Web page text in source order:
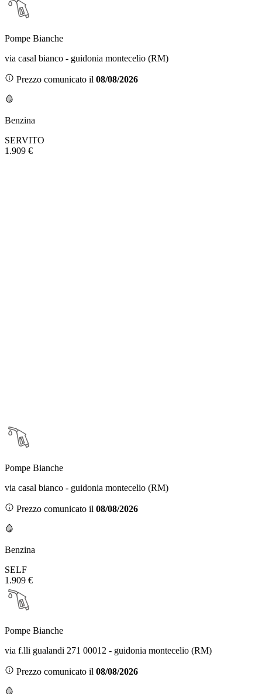
Pompe Bianche
via casal bianco - guidonia montecelio (RM)
Prezzo comunicato il 08/08/2026
Benzina
SERVITO
1.909 €
Pompe Bianche
via casal bianco - guidonia montecelio (RM)
Prezzo comunicato il 08/08/2026
Benzina
SELF
1.909 €
Pompe Bianche
via f.lli gualandi 271 00012 - guidonia montecelio (RM)
Prezzo comunicato il 08/08/2026